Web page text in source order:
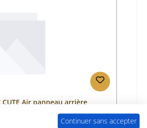
CUTE Air panneau arrière
Continuer sans accepter